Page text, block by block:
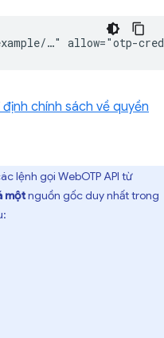
chính sách về quyền
lệnh gọi WebOTP API từ
mộtnguồn gốc duy nhất trong